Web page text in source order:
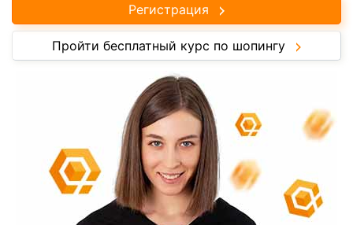
Регистрация
Пройти бесплатный курс по шопингу